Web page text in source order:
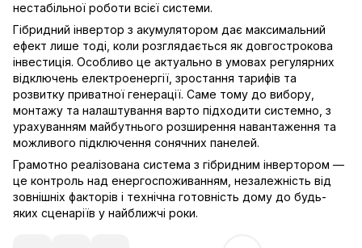
нестабільної роботи всієї системи.
Гібридний інвертор з акумулятором дає максимальний
ефект лише тоді, коли розглядається як довгострокова
інвестиція. Особливо це актуально в умовах регулярних
відключень електроенергії, зростання тарифів та
розвитку приватної генерації. Саме тому до вибору,
монтажу та налаштування варто підходити системно, з
урахуванням майбутнього розширення навантаження та
можливого підключення сонячних панелей.
Грамотно реалізована система з гібридним інвертором —
це контроль над енергоспоживанням, незалежність від
зовнішніх факторів і технічна готовність дому до будь-
яких сценаріїв у найближчі роки.